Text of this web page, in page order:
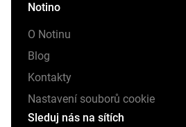
Notino
O Notinu
Blog
Kontakty
Nastavení souborů cookie
Sleduj nás na sítích